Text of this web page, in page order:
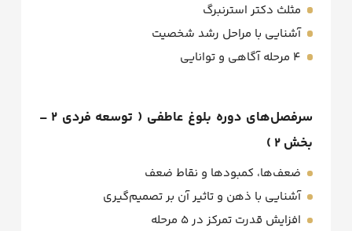
مثلث دکتر استرنبرگ
آشنایی با مراحل رشد شخصیت
۴ مرحله آگاهی و توانایی
سرفصل‌های دوره بلوغ عاطفی ( توسعه فردی ۲ –
بخش ۲ )
ضعف‌ها، کمبودها و نقاط ضعف
آشنایی با ذهن و تاثیر آن بر تصمیم‌گیری
افزایش قدرت تمرکز در ۵ مرحله